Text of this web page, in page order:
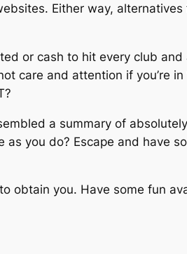
Either way, alternatives
or cash to hit every club
care and attention if you’re in
a summary of
as you do? Escape and have
obtain you. Have some fun